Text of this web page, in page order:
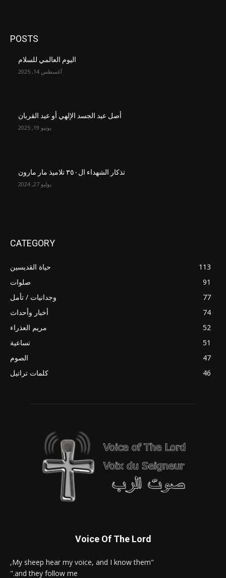
POSTS
اليوم العالمي للسلام
أغسطس 14, 2025
أصل عيد الجسد الإلهي أو عيد القربان
يونيو 19, 2025
تذكار الشهداء ال٣٥٠ تلاميذ مار مارون
يوليو 27, 2024
CATEGORY
حياة القديسين
113
صلوات
91
وجدانيات / تأمل
77
أخبار وأحداث
74
مريم العذراء
52
تساعية
51
الصوم
47
كلمات تراتيل
46
Voice Of The Lord
"My sheep hear my voice, and I know them,
and they follow me."